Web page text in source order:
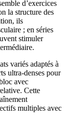
d’exercices
la structure des
ils
; en séries
stimuler
variés adaptés à
ultra-denses pour
avec
Cette
multiples avec